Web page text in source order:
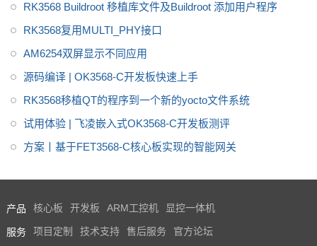
RK3568 Buildroot 移植库文件及Buildroot 添加用户程序
RK3568复用MULTI_PHY接口
AM6254双屏显示不同应用
源码编译 | OK3568-C开发板快速上手
RK3568移植QT的程序到一个新的yocto文件系统
试用体验 | 飞凌嵌入式OK3568-C开发板测评
方案丨基于FET3568-C核心板实现的智能网关
产品 核心板 开发板 ARM工控机 显控一体机
服务 项目定制 技术支持 售后服务 官方论坛